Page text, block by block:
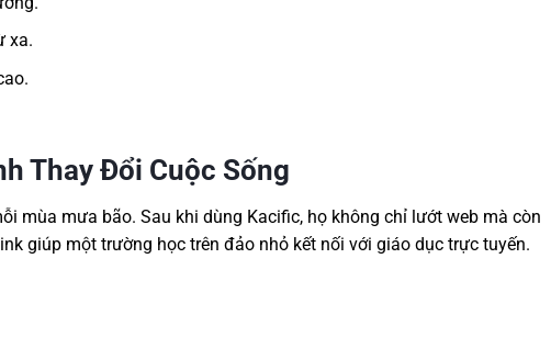
xa.
Thay Đổi Cuộc Sống
mùa mưa bão. Sau khi dùng Kacific, họ không chỉ lướt web mà còn
giúp một trường học trên đảo nhỏ kết nối với giáo dục trực tuyến.